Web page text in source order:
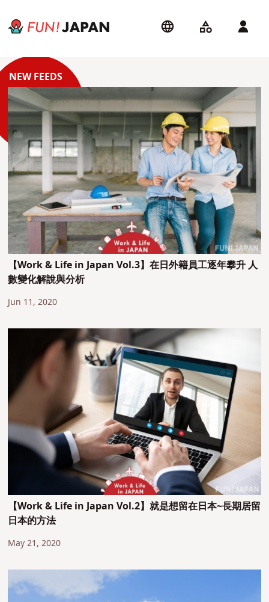
【Work & Life in Japan Vol.3】在日外籍員工逐年攀升 人
數變化解說與分析
Jun 11, 2020
【Work & Life in Japan Vol.2】就是想留在日本~長期居留
日本的方法
May 21, 2020